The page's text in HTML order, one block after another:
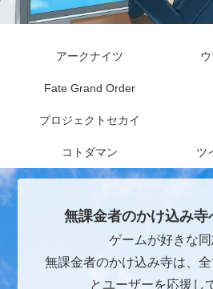
アークナイツ
Fate Grand Order
プロジェクトセカイ
コトダマン ツ
無課金者のかけ込み寺
ゲームが好きな同
無課金者のかけ込み寺は、
とユーザーを応援し